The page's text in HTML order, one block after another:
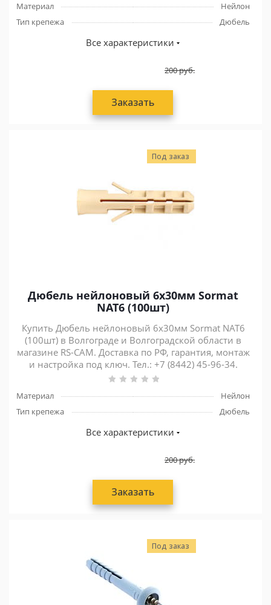
Материал
Нейлон
Тип крепежа
Дюбель
Все характеристики
200руб.
Заказать
Под заказ
Дюбель нейлоновый 6x30мм Sormat
NAT6 (100шт)
Купить Дюбель нейлоновый 6x30мм Sormat NAT6
(100шт) в Волгограде и Волгоградской области в
магазине RS-CAM. Доставка по РФ, гарантия, монтаж
и настройка под ключ. Тел.: +7 (8442) 45-96-34.
Материал
Нейлон
Тип крепежа
Дюбель
Все характеристики
200руб.
Заказать
Под заказ